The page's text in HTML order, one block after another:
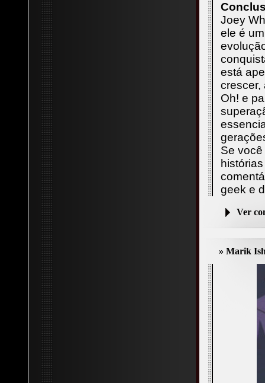
Joey
ele é
está
crescer,
Oh! e
Se
geek e
Ver
» Marik